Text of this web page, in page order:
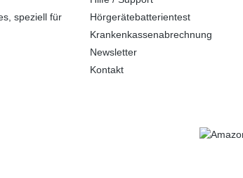
speziell für
Hörgerätebatterientest
Krankenkassenabrechnung
Newsletter
Kontakt